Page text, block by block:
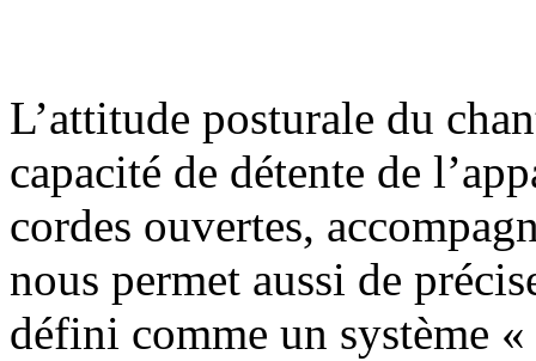
L’attitude posturale du
capacité de détente de
cordes ouvertes,
nous permet aussi de
défini comme un système